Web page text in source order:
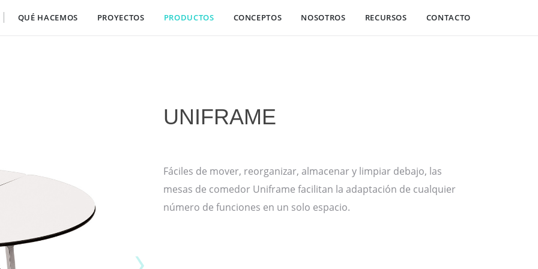
QUÉ HACEMOS PROYECTOS PRODUCTOS CONCEPTOS NOSOTROS RECURSOS CONTACTO
UNIFRAME
Fáciles de mover, reorganizar, almacenar y limpiar debajo, las
mesas de comedor Uniframe facilitan la adaptación de cualquier
número de funciones en un solo espacio.